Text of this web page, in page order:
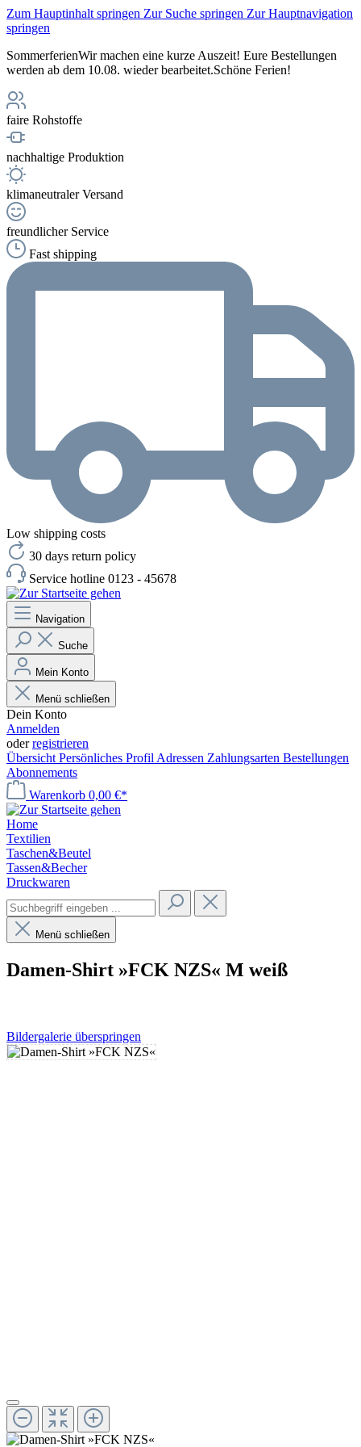
Zum Hauptinhalt springen Zur Suche springen Zur Hauptnavigation
springen
SommerferienWir machen eine kurze Auszeit! Eure Bestellungen
werden ab dem 10.08. wieder bearbeitet.Schöne Ferien!
faire Rohstoffe
nachhaltige Produktion
klimaneutraler Versand
freundlicher Service
Fast shipping
Low shipping costs
30 days return policy
Service hotline 0123 - 45678
Navigation
Suche
Mein Konto
Menü schließen
Dein Konto
Anmelden
oderregistrieren
Übersicht Persönliches Profil Adressen Zahlungsarten Bestellungen
Abonnements
Warenkorb 0,00 €*
Home
Textilien
Taschen&Beutel
Tassen&Becher
Druckwaren
Menü schließen
Damen-Shirt »FCK NZS« M weiß
Bildergalerie überspringen